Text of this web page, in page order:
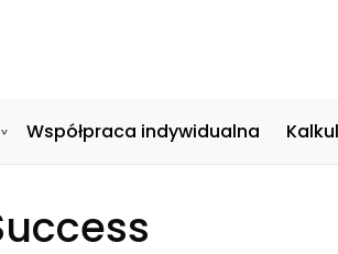
Współpraca indywidualna